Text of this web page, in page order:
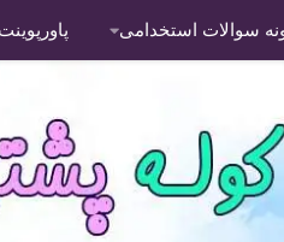
سوالات استخدامی